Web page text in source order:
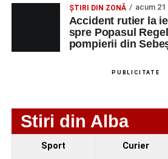
Fest, la Cetatea Greavilor din
ȘTIRI DIN ZONĂ acum 21
Accident rutier la
spre Popasul
pompierii din
PUBLICITATE
Stiri din Alba
Sport Curier